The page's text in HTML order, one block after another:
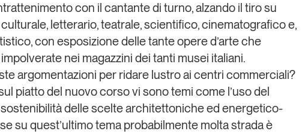
con il cantante di turno, alzando il tiro su
letterario, teatrale, scientifico, cinematografico e,
con esposizione delle tante opere d’arte che
nei magazzini dei tanti musei italiani.
argomentazioni per ridare lustro ai centri commerciali?
piatto del nuovo corso vi sono temi come l’uso del
delle scelte architettoniche ed energetico-
su quest’ultimo tema probabilmente molta strada è